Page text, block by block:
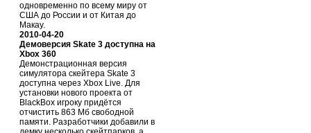
одновременно по всему миру от
США до России и от Китая до
Макау.
2010-04-20
Демоверсия Skate 3 доступна на
Xbox 360
Демонстрационная версия
симулятора скейтера Skate 3
доступна через Xbox Live. Для
установки нового проекта от
BlackBox игроку придётся
отчистить 863 Мб свободной
памяти. Разработчики добавили в